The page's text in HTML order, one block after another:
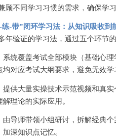
顾不同学习习惯的需求，确保学习
练-带”闭环学习法：从知识吸收到
年验证的学习法，通过五个环节
系统覆盖考试全部模块（基础心
均对应考试大纲要求，避免无效学
提供大量实操技术示范视频和真
解理论的实际应用。
由导师带领小组研讨，拆解经典
加深知识点记忆。